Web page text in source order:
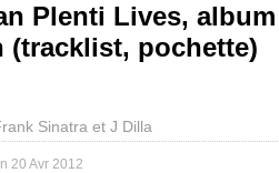
Plenti Lives,
(tracklist, pochette)
Sinatra et J Dilla
20 Avr 2012